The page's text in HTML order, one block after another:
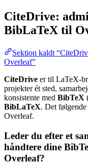
CiteDrive:
BibLaTeX til
Sektion kaldt
Overleaf”
CiteDrive er til LaTeX-
projekter ét sted,
konsistente med BibTeX
BibLaTeX. Det
Overleaf.
Leder du efter et
håndtere dine
Overleaf?